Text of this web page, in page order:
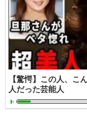
【驚愕】この人、こ
人だった芸能人